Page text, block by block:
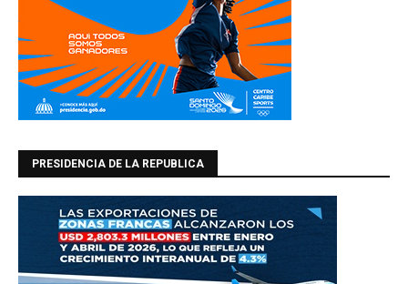
PRESIDENCIA DE LA REPUBLICA